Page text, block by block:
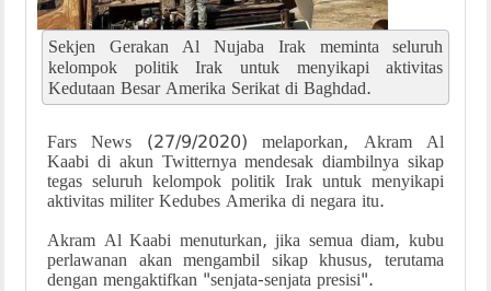
Sekjen Gerakan Al Nujaba Irak meminta seluruh
kelompok politik Irak untuk menyikapi aktivitas
Kedutaan Besar Amerika Serikat di Baghdad.
Fars News (27/9/2020) melaporkan, Akram Al
Kaabi di akun Twitternya mendesak diambilnya sikap
tegas seluruh kelompok politik Irak untuk menyikapi
aktivitas militer Kedubes Amerika di negara itu.
Akram Al Kaabi menuturkan, jika semua diam, kubu
perlawanan akan mengambil sikap khusus, terutama
dengan mengaktifkan "senjata-senjata presisi".